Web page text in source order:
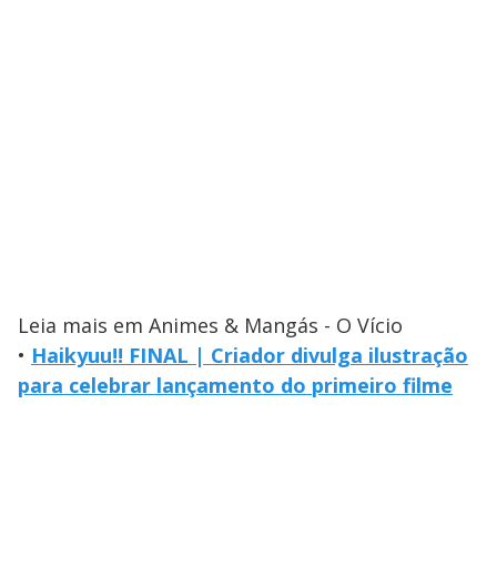
Leia mais em Animes & Mangás - O Vício
• Haikyuu!! FINAL | Criador divulga ilustração
para celebrar lançamento do primeiro filme